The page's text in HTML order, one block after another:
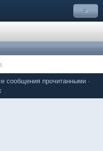
»
сообщения прочитанными ·